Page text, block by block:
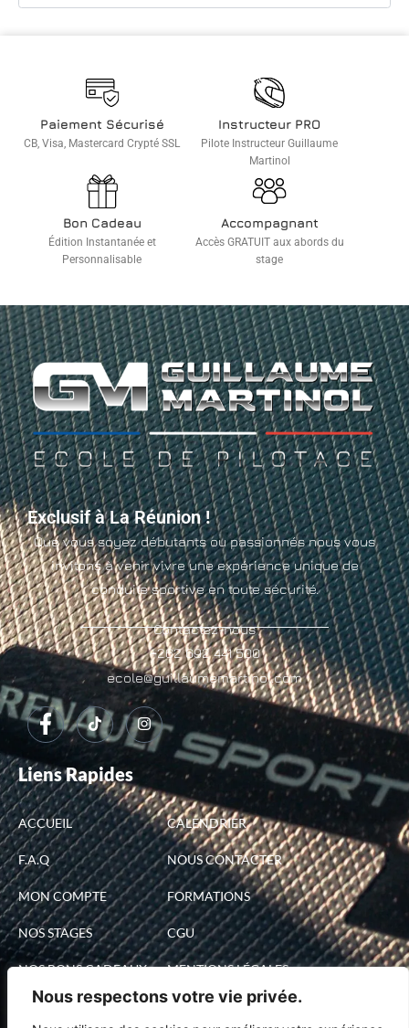
Nous respectons votre vie privée.
Paiement Sécurisé
CB, Visa, Mastercard Crypté SSL
Instructeur PRO
Pilote Instructeur Guillaume
Martinol
Bon Cadeau
Édition Instantanée et
Personnalisable
Accompagnant
Accès GRATUIT aux abords du
stage
Exclusif à La Réunion !
Que vous soyez débutants ou passionnés nous vous
invitons à venir vivre une expérience unique de
conduite sportive en toute sécurité.
Contactez-nous
+262 692 441 500
ecole@guillaumemartinol.com
Liens Rapides
ACCUEIL
F.A.Q
MON COMPTE
NOS STAGES
NOS BONS CADEAUX
CALENDRIER
NOUS CONTACTER
FORMATIONS
CGU
MENTIONS LÉGALES